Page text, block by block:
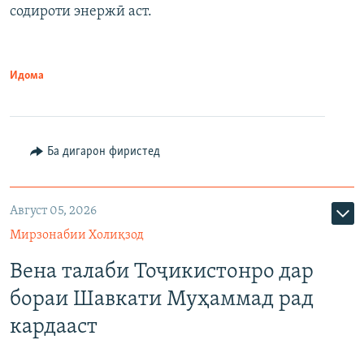
содироти энержӣ аст.
Идома
Ба дигарон фиристед
Август 05, 2026
Мирзонабии Холиқзод
Вена талаби Тоҷикистонро дар
бораи Шавкати Муҳаммад рад
кардааст